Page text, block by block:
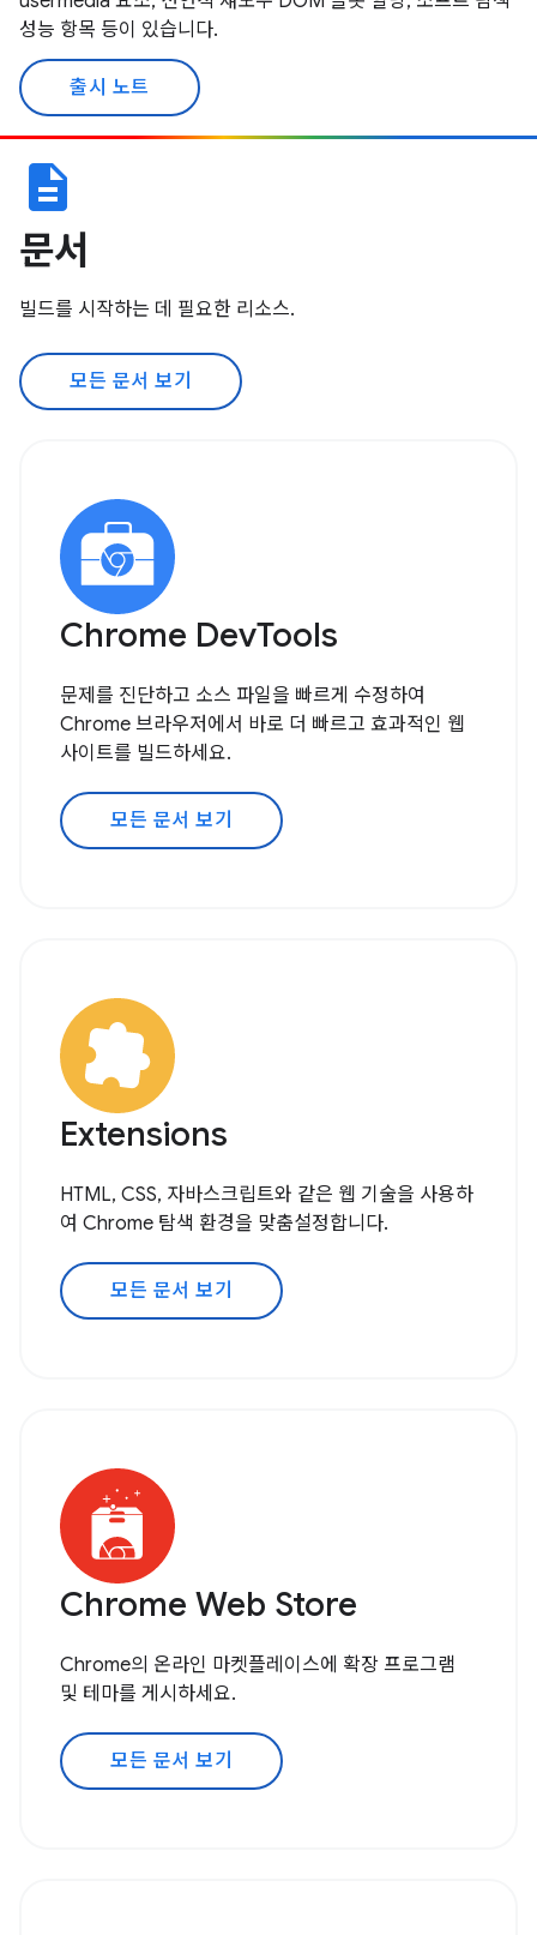
성능 항목 등이 있습니다.
출시 노트
description
문서
빌드를 시작하는 데 필요한 리소스.
모든 문서 보기
Chrome DevTools
문제를 진단하고 소스 파일을 빠르게 수정하여
Chrome 브라우저에서 바로 더 빠르고 효과적인 웹
사이트를 빌드하세요.
모든 문서 보기
Extensions
HTML, CSS, 자바스크립트와 같은 웹 기술을 사용하
여 Chrome 탐색 환경을 맞춤설정합니다.
모든 문서 보기
Chrome Web Store
Chrome의 온라인 마켓플레이스에 확장 프로그램
및 테마를 게시하세요.
모든 문서 보기